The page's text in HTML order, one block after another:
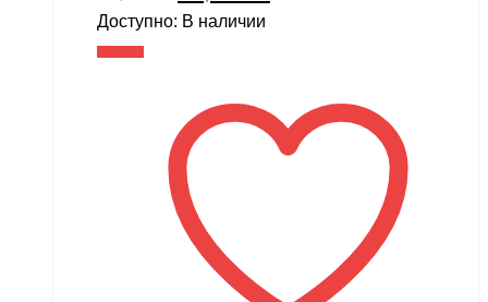
цена
Доступно: В наличии